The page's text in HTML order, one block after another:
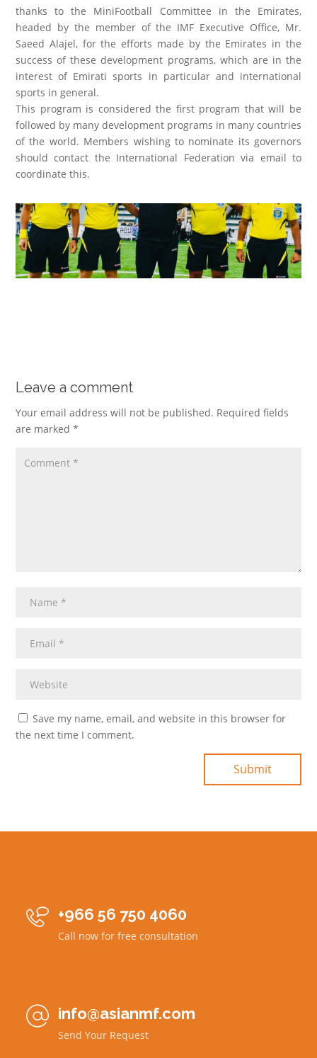
thanks to the MiniFootball Committee in the Emirates,
headed by the member of the IMF Executive Office, Mr.
Saeed Alajel, for the efforts made by the Emirates in the
success of these development programs, which are in the
interest of Emirati sports in particular and international
sports in general.
This program is considered the first program that will be
followed by many development programs in many countries
of the world. Members wishing to nominate its governors
should contact the International Federation via email to
coordinate this.
Leave a comment
Your email address will not be published. Required fields
are marked *
Save my name, email, and website in this browser for
the next time I comment.
 +966 56 750 4060
Call now for free consultation
 info@asianmf.com
Send Your Request